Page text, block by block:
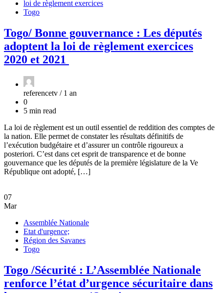
loi de règlement exercices
Togo
Togo/ Bonne gouvernance : Les députés
adoptent la loi de règlement exercices
2020 et 2021
referencetv / 1 an
0
5 min read
La loi de règlement est un outil essentiel de reddition des comptes de
la nation. Elle permet de constater les résultats définitifs de
l’exécution budgétaire et d’assurer un contrôle rigoureux a
posteriori. C’est dans cet esprit de transparence et de bonne
gouvernance que les députés de la première législature de la Ve
République ont adopté, […]
07
Mar
Assemblée Nationale
Etat d'urgence;
Région des Savanes
Togo
Togo /Sécurité : L’Assemblée Nationale
renforce l’état d’urgence sécuritaire dans